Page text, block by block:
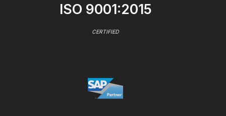
ISO 9001:2015
CERTIFIED